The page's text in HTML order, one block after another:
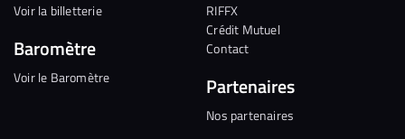
Voir la billetterie
Baromètre
Voir le Baromètre
RIFFX
Crédit Mutuel
Contact
Partenaires
Nos partenaires